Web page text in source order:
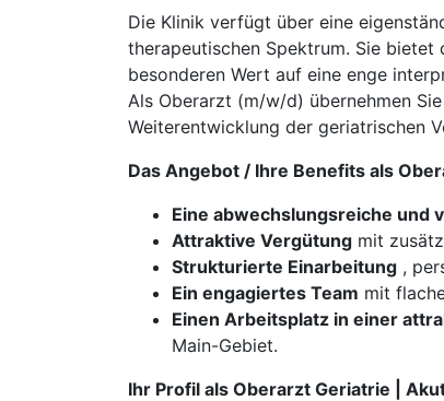
Die Klinik verfügt über eine
therapeutischen Spektrum. Sie bietet
besonderen Wert auf eine enge
Als Oberarzt (m/w/d) übernehmen
Weiterentwicklung der geriatrischen
Das Angebot / Ihre Benefits als
Eine abwechslungsreiche und
Attraktive Vergütung mit
Strukturierte Einarbeitung ,
Ein engagiertes Team mit
Einen Arbeitsplatz in einer
Main-Gebiet.
Ihr Profil als Oberarzt Geriatrie |